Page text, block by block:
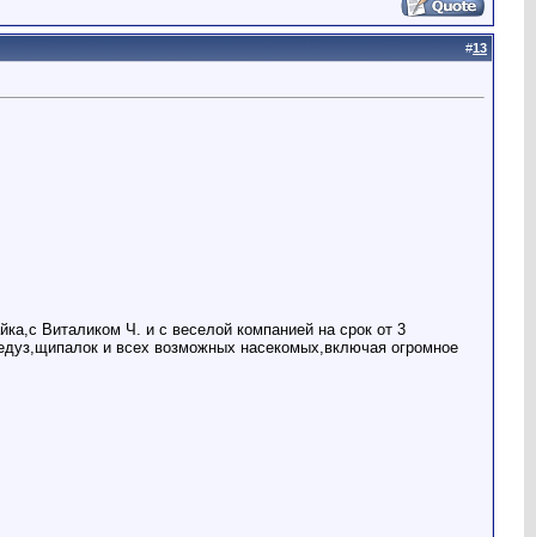
#13
Виталиком Ч. и с веселой компанией на срок от 3
и всех возможных насекомых,включая огромное